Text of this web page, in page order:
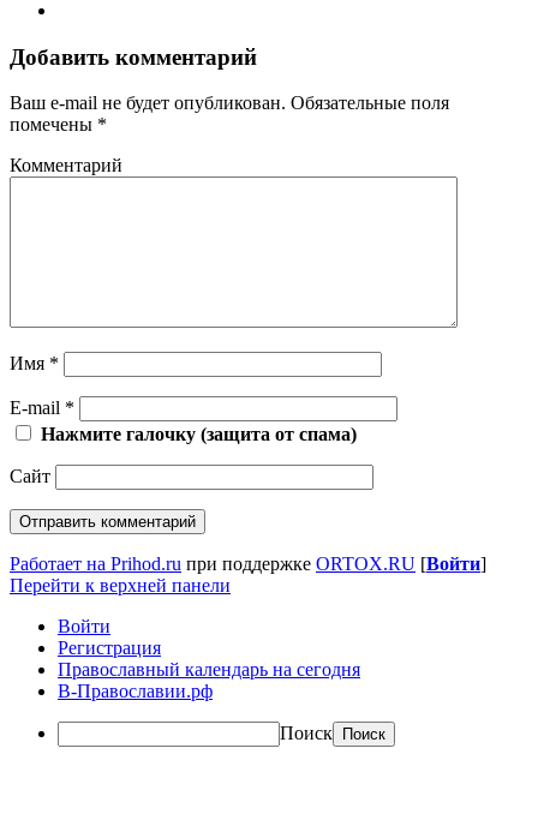
Добавить комментарий
Ваш e-mail не будет опубликован. Обязательные поля
помечены *
Комментарий
Имя *
E-mail *
Нажмите галочку (защита от спама)
Сайт
Работает на Prihod.ru при поддержке ORTOX.RU [Войти]
Перейти к верхней панели
Войти
Регистрация
Православный календарь на сегодня
В-Православии.рф
Поиск